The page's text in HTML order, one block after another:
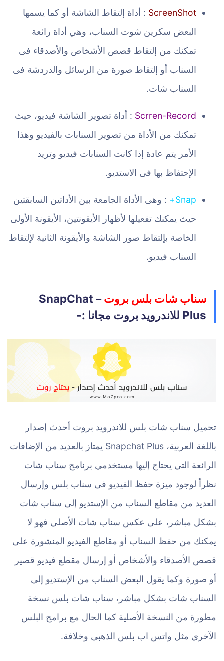
ScreenShot : أداة إلتقاط الشاشة أو كما يسمها
البعض سكرين شوت السناب، وهي أداة رائعة
تمكنك من إلتقاط قصص الأشخاص والأصدقاء فى
السناب أو إلتقاط صورة من الرسائل والدردشة فى
السناب شات.
Scrren-Record : أداة تصوير الشاشة فيديو، حيث
تمكنك من الأداة من تصوير السنابات بالفيديو وهذا
الأمر يتم عادة إذا كانت السنابات فيديو وتريد
الإحتفاظ بها فى الاستديو.
Snap+
: وهى الأداة الجامعة بين الأداتين السابقتين
حيث يمكنك تفعيلها لأظهار الأيقونتين، الأيقونة الأولى
الخاصة بإلتقاط صور الشاشة والأيقونة الثانية لإلتقاط
السناب فيديو.
سناب شات بلس بروت
– SnapChat
Plus للاندرويد بروت مجانا :-
تحميل سناب شات بلس للاندرويد بروت أحدث إصدار
باللغة العربية، Snapchat Plus يمتاز بالعديد من الإضافات
الرائعة التي يحتاج إليها مستخدمي برنامج سناب شات
نظراً لوجود ميزة حفظ الفيديو فى سناب بلس وإرسال
العديد من مقاطع السناب من الإستديو إلى سناب شات
بشكل مباشر، على عكس سناب شات الأصلي فهو لا
يمكنك من حفظ السناب أو مقاطع الفيديو المنشورة على
قصص الأصدقاء والأشخاص أو إرسال مقطع فيديو قصير
أو صورة وكما يقول البعض السناب من الإستديو إلى
السناب شات بشكل مباشر، سناب شات بلس نسخة
مطورة من النسخة الأصلية كما الحال مع برامج البلس
الآخري مثل واتس اب بلس الذهبى وخلافة.